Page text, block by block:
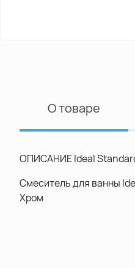
О товаре
ОПИСАНИЕ Ideal
Смеситель для ванны
Хром